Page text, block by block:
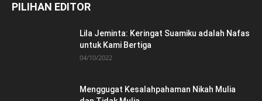
PILIHAN EDITOR
Lila Jeminta: Keringat Suamiku adalah Nafas
untuk Kami Bertiga
04/10/2022
Menggugat Kesalahpahaman Nikah Mulia